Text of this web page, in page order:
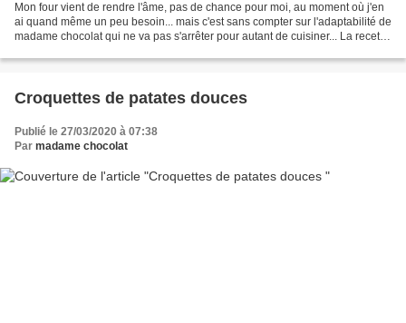
Mon four vient de rendre l'âme, pas de chance pour moi, au moment où j'en
ai quand même un peu besoin... mais c'est sans compter sur l'adaptabilité de
madame chocolat qui ne va pas s'arrêter pour autant de cuisiner... La recette
Croquettes de patates douces
Publié le 27/03/2020 à 07:38
Par madame chocolat